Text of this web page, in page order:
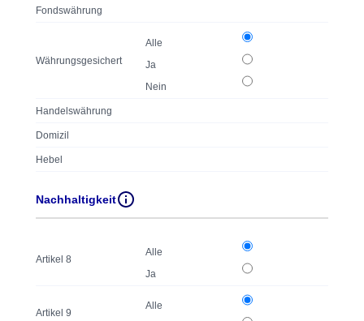
Fondswährung
Währungsgesichert
Alle
Ja
Nein
Handelswährung
Domizil
Hebel
Nachhaltigkeit
Artikel 8
Alle
Ja
Artikel 9
Alle